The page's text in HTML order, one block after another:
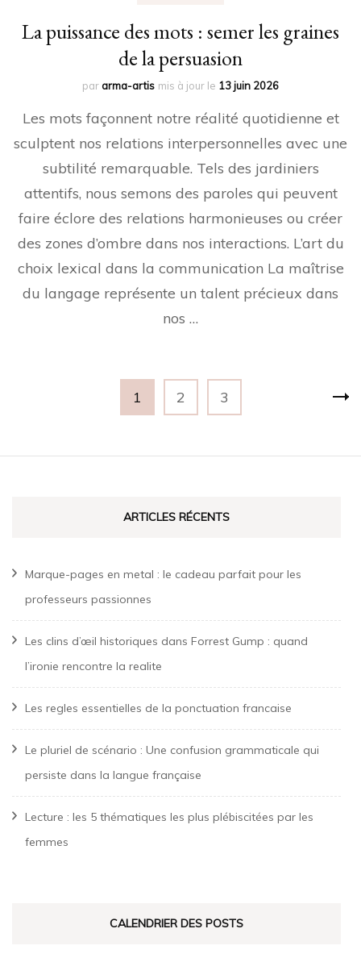
La puissance des mots : semer les graines
de la persuasion
pararma-artis mis à jour le 13 juin 2026
Les mots façonnent notre réalité quotidienne et
sculptent nos relations interpersonnelles avec une
subtilité remarquable. Tels des jardiniers
attentifs, nous semons des paroles qui peuvent
faire éclore des relations harmonieuses ou créer
des zones d’ombre dans nos interactions. L’art du
choix lexical dans la communication La maîtrise
du langage représente un talent précieux dans
nos …
Page
1 Page
2 Page
3
ARTICLES RÉCENTS
Marque-pages en metal : le cadeau parfait pour les
professeurs passionnes
Les clins d’œil historiques dans Forrest Gump : quand
l’ironie rencontre la realite
Les regles essentielles de la ponctuation francaise
Le pluriel de scénario : Une confusion grammaticale qui
persiste dans la langue française
Lecture : les 5 thématiques les plus plébiscitées par les
femmes
CALENDRIER DES POSTS